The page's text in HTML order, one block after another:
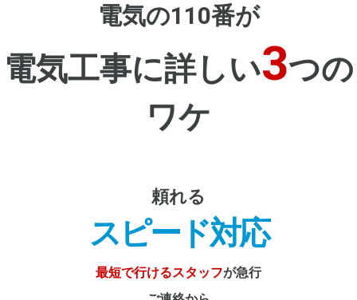
電気の110番が
電気工事に詳しい3つの
ワケ
頼れる
スピード対応
最短で行けるスタッフが急行